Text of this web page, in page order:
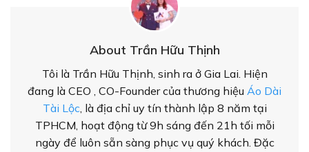
About Trần Hữu Thịnh
Tôi là Trần Hữu Thịnh, sinh ra ở Gia Lai. Hiện
đang là CEO , CO-Founder của thương hiệu Áo Dài
Tài Lộc, là địa chỉ uy tín thành lập 8 năm tại
TPHCM, hoạt động từ 9h sáng đến 21h tối mỗi
ngày để luôn sẵn sàng phục vụ quý khách. Đặc